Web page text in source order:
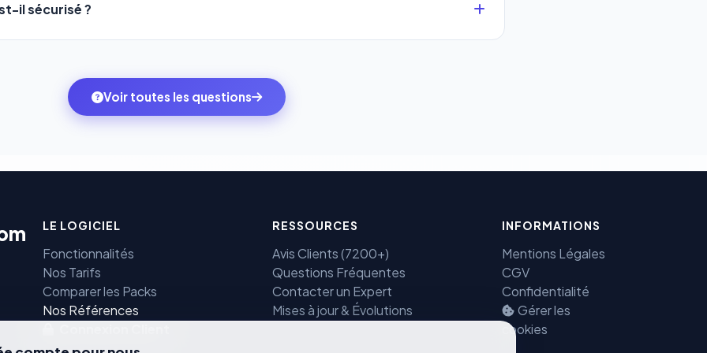
du moment — sans perdre vos données ni votre historique.
il sécurisé ?
PCI DSS. Voir toutes les questions
LE LOGICIEL
Fonctionnalités
Nos Tarifs
Comparer les Packs
Nos Références
RESSOURCES
Avis Clients (7200+)
Questions Fréquentes
Contacter un Expert
Mises à jour & Évolutions
INFORMATIONS
Mentions Légales
CGV
Confidentialité
Gérer les
cookies